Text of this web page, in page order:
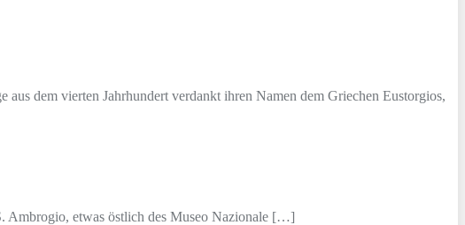
dem vierten Jahrhundert verdankt ihren Namen dem Griechen Eustorgios,
Ambrogio, etwas östlich des Museo Nazionale […]